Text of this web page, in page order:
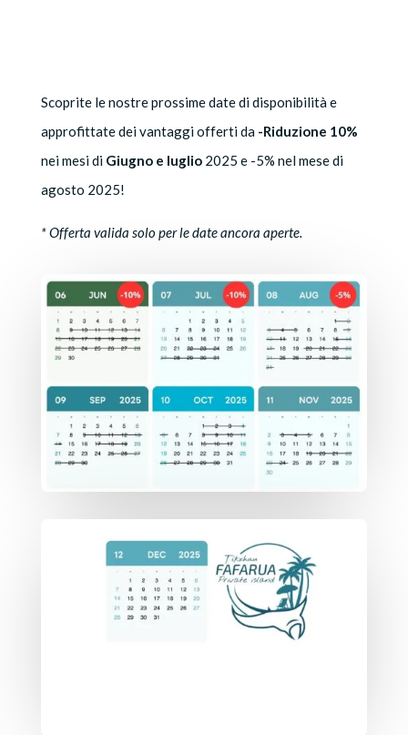
Scoprite le nostre prossime date di disponibilità e
approfittate dei vantaggi offerti da -Riduzione 10%
nei mesi di Giugno e luglio2025 e -5% nel mese di
agosto 2025!
* Offerta valida solo per le date ancora aperte.